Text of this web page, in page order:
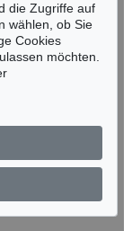
die Zugriffe auf
wählen, ob Sie
Cookies
möchten.